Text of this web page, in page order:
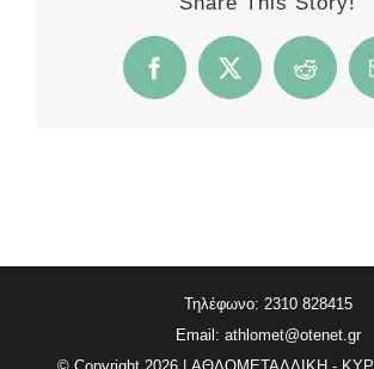
Facebook
X Reddit
Τηλέφωνο: 2310 828415
Email: athlomet@otenet.gr